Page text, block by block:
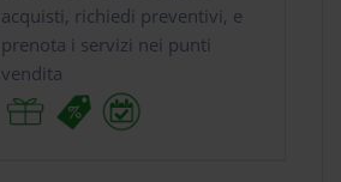
acquisti, richiedi preventivi, e
prenota i servizi nei punti
vendita